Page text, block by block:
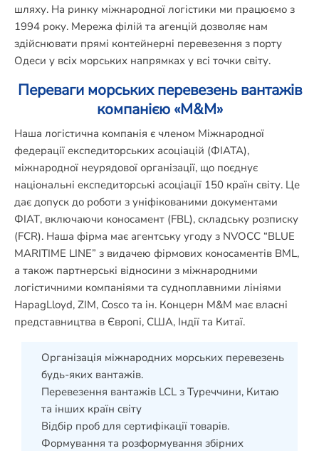
шляху. На ринку міжнародної логістики ми працюємо з
1994 року. Мережа філій та агенцій дозволяє нам
здійснювати прямі контейнерні перевезення з порту
Одеси у всіх морських напрямках у всі точки світу.
Переваги морських перевезень вантажів
компанією «М&М»
Наша логістична компанія є членом Міжнародної
федерації експедиторських асоціацій (ФІАТА),
міжнародної неурядової організації, що поєднує
національні експедиторські асоціації 150 країн світу. Це
дає допуск до роботи з уніфікованими документами
ФІАТ, включаючи коносамент (FBL), складську розписку
(FCR). Наша фірма має агентську угоду з NVOCC “BLUE
MARITIME LINE” з видачею фірмових коносаментів BML,
а також партнерські відносини з міжнародними
логістичними компаніями та судноплавними лініями
HapagLloyd, ZIM, Cosco та ін. Концерн М&М має власні
представництва в Європі, США, Індії та Китаї.
Організація міжнародних морських перевезень
будь-яких вантажів.
Перевезення вантажів LCL з Туреччини, Китаю
та інших країн світу
Відбір проб для сертифікації товарів.
Формування та розформування збірних